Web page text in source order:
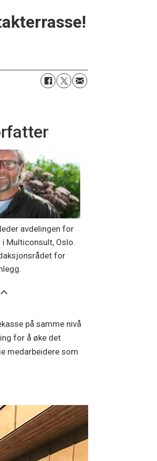
avdelingen for
Multiconsult, Oslo.
for
på samme nivå
for å øke det
medarbeidere som